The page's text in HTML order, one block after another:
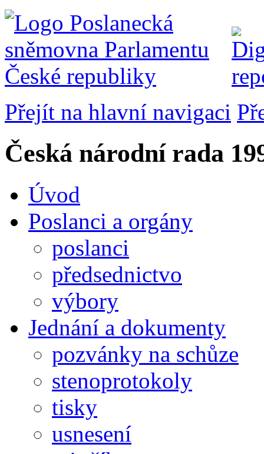
Přejít na hlavní navigaci
Česká národní rada
Úvod
Poslanci a orgány
poslanci
předsednictvo
výbory
Jednání a dokumenty
pozvánky na schůze
stenoprotokoly
tisky
usnesení